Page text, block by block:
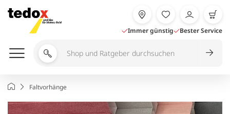
Inhalt
springen
Immer günstig Bester Service
Shop
durchsuchen
StartseiteFaltvorhänge